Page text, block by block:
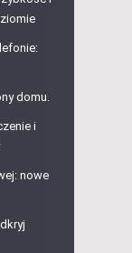
domu.
i
nowe